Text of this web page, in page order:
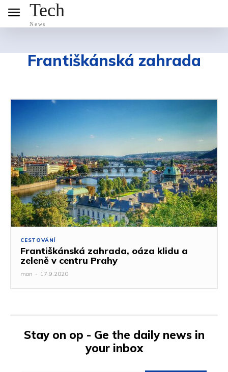
Tech
News
Františkánská zahrada
CESTOVÁNÍ
Františkánská zahrada, oáza klidu a
zeleně v centru Prahy
man - 17.9.2020
Stay on op - Ge the daily news in
your inbox